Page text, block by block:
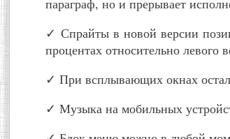
параграф, но и прерывает
✓ Спрайты в новой версии
процентах относительно левого
✓ При всплывающих окнах
✓ Музыка на мобильных